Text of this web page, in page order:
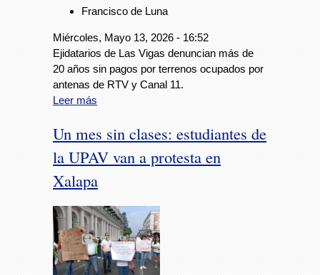
Francisco de Luna
Miércoles, Mayo 13, 2026 - 16:52
Ejidatarios de Las Vigas denuncian más de
20 años sin pagos por terrenos ocupados por
antenas de RTV y Canal 11.
Leer más
Un mes sin clases: estudiantes de
la UPAV van a protesta en
Xalapa